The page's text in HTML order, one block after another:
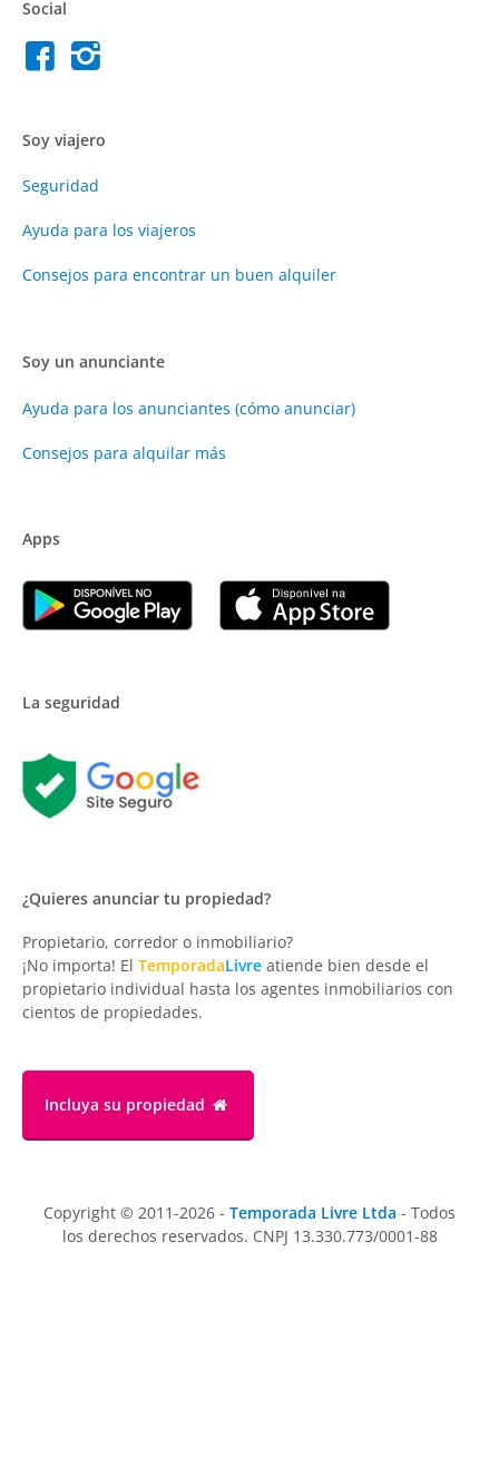
Social
Soy viajero
Seguridad
Ayuda para los viajeros
Consejos para encontrar un buen alquiler
Soy un anunciante
Ayuda para los anunciantes (cómo anunciar)
Consejos para alquilar más
Apps
La seguridad
¿Quieres anunciar tu propiedad?
Propietario, corredor o inmobiliario?
¡No importa! El TemporadaLivre atiende bien desde el
propietario individual hasta los agentes inmobiliarios con
cientos de propiedades.
Incluya su propiedad
Copyright © 2011-2026 - Temporada Livre Ltda - Todos
los derechos reservados. CNPJ 13.330.773/0001-88